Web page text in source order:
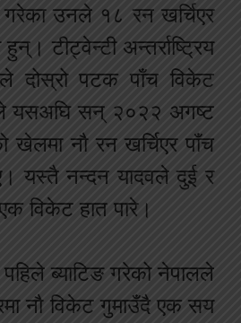
उनले १८ रन खर्चिएर
टीट्वेन्टी अन्तर्राष्ट्रिय
दोस्रो पटक पाँच विकेट
यसअघि सन् २०२२ अगष्ट
खेलमा नौ रन खर्चिएर पाँच
यस्तै नन्दन यादवले दुई र
विकेट हात पारे।
ब्याटिङ गरेको नेपालले
नौ विकेट गुमाउँदै एक सय